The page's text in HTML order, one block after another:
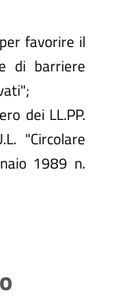
favorire il
di barriere
dei LL.PP.
"Circolare
1989 n.